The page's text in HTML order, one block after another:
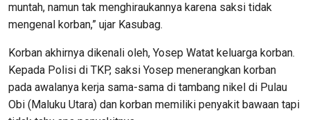
muntah, namun tak menghiraukannya karena saksi tidak
mengenal korban,” ujar Kasubag.
Korban akhirnya dikenali oleh, Yosep Watat keluarga korban.
Kepada Polisi di TKP, saksi Yosep menerangkan korban
pada awalanya kerja sama-sama di tambang nikel di Pulau
Obi (Maluku Utara) dan korban memiliki penyakit bawaan tapi